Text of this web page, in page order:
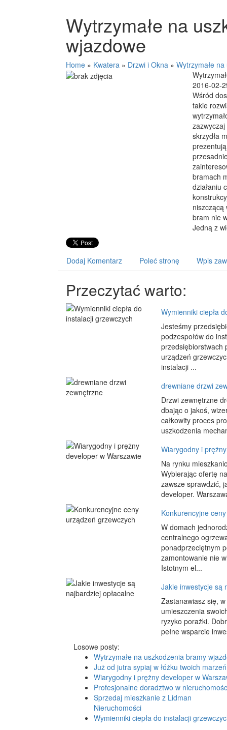
Wytrzymałe na
wjazdowe
Home » Kwatera » Drzwi i Okna » Wytrzymałe
2016-02-
Wśród
takie
skrzydła
bramach
działaniu
niszczącą
bram nie
Jedną z
Dodaj Komentarz Poleć stronę Wpis
Przeczytać warto:
Wymienniki ciepła
Jesteśmy
podzespołów do
przedsiębiorstwach
urządzeń
instalacji ...
drewniane drzwi
Drzwi zewnętrzne
dbając o jakoś,
całkowity proces
uszkodzenia
Wiarygodny i
Na rynku
Wybierając ofertę
zawsze sprawdzić,
developer.
Konkurencyjne
W domach
centralnego
ponadprzeciętnym
zamontowanie nie
Istotnym el...
Jakie inwestycje są
Zastanawiasz się,
umieszczenia
ryzyko porażki.
pełne wsparcie
Losowe posty:
Wytrzymałe na uszkodzenia bramy
Już od jutra sypiaj w łóżku twoich marzeń
Wiarygodny i prężny developer w
Profesjonalne doradztwo w
Sprzedaj mieszkanie z Lidman
Nieruchomości
Wymienniki ciepła do instalacji